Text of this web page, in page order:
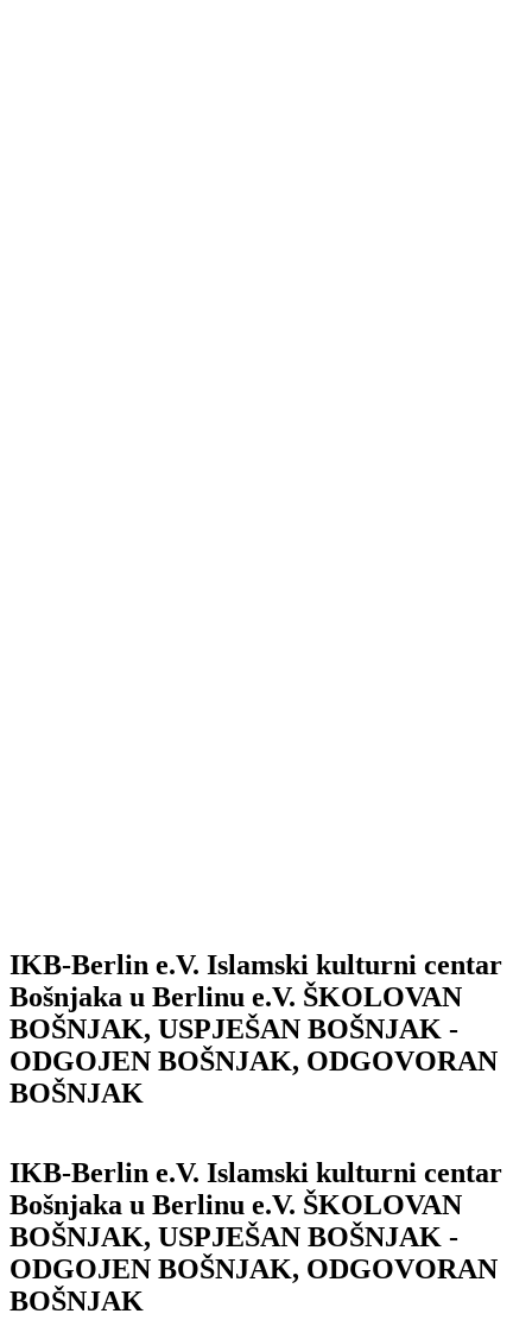
IKB-Berlin e.V. Islamski kulturni centar
Bošnjaka u Berlinu e.V. ŠKOLOVAN
BOŠNJAK, USPJEŠAN BOŠNJAK -
ODGOJEN BOŠNJAK, ODGOVORAN
BOŠNJAK
IKB-Berlin e.V. Islamski kulturni centar
Bošnjaka u Berlinu e.V. ŠKOLOVAN
BOŠNJAK, USPJEŠAN BOŠNJAK -
ODGOJEN BOŠNJAK, ODGOVORAN
BOŠNJAK